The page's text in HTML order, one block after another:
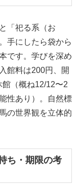
「祀る系（お
手にしたら袋から
です。学びを深め
館料は200円、開
（概ね12/12〜2
性あり）。自然標
の世界観を立体的
ち・期限の考